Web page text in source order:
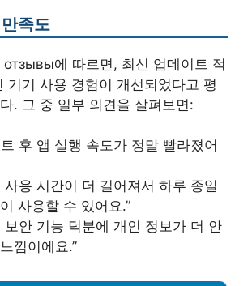
족도
отзывы에 따르면, 최신 업데이트 적
기기 사용 경험이 개선되었다고 평
. 그 중 일부 의견을 살펴보면:
후 앱 실행 속도가 정말 빨라졌어
사용 시간이 더 길어져서 하루 종일
사용할 수 있어요.”
보안 기능 덕분에 개인 정보가 더 안
낌이에요.”